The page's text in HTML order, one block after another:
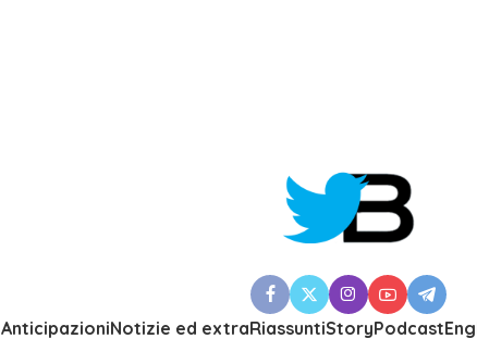
AnticipazioniNotizie ed extraRiassuntiStoryPodcast